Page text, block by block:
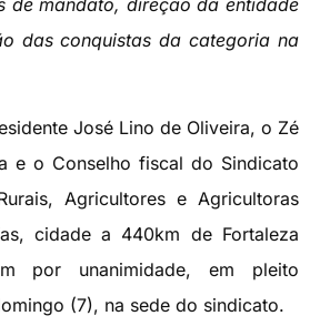
de mandato, direção da entidade
das conquistas da categoria na
José Lino de Oliveira, o Zé
e o Conselho fiscal do Sindicato
Agricultores e Agricultoras
cidade a 440km de Fortaleza
por unanimidade, em pleito
(7), na sede do sindicato.